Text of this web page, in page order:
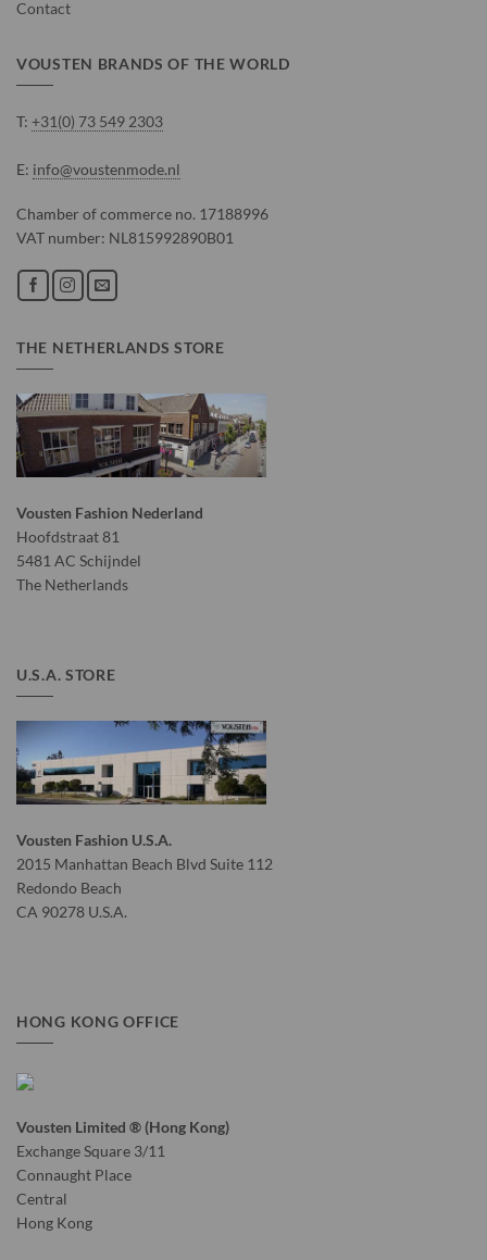
Contact
VOUSTEN BRANDS OF THE WORLD
T: +31(0) 73 549 2303
E: info@voustenmode.nl
Chamber of commerce no. 17188996
VAT number: NL815992890B01
THE NETHERLANDS STORE
Vousten Fashion Nederland
Hoofdstraat 81
5481 AC Schijndel
The Netherlands
U.S.A. STORE
Vousten Fashion U.S.A.
2015 Manhattan Beach Blvd Suite 112
Redondo Beach
CA 90278 U.S.A.
HONG KONG OFFICE
Vousten Limited ® (Hong Kong)
Exchange Square 3/11
Connaught Place
Central
Hong Kong